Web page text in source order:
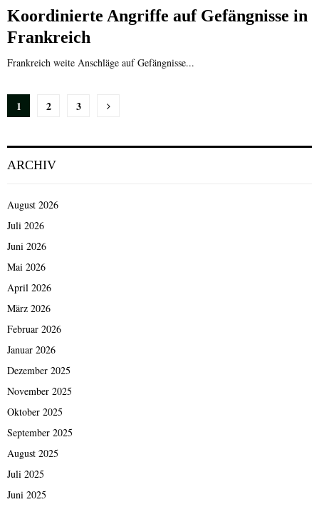
Koordinierte Angriffe auf Gefängnisse in
Frankreich
Frankreich weite Anschläge auf Gefängnisse...
Seitennummerierung
Beiträge
1 2 3
ARCHIV
August 2026
Juli 2026
Juni 2026
Mai 2026
April 2026
März 2026
Februar 2026
Januar 2026
Dezember 2025
November 2025
Oktober 2025
September 2025
August 2025
Juli 2025
Juni 2025